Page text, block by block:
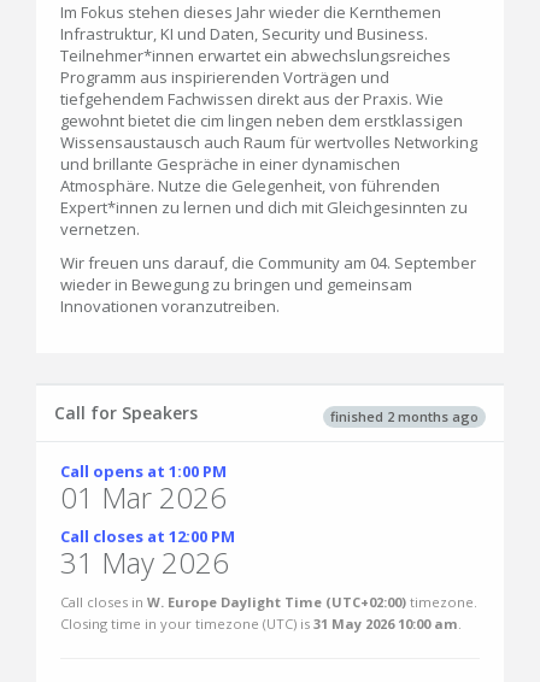
Im Fokus stehen dieses Jahr wieder die Kernthemen
Infrastruktur, KI und Daten, Security und Business.
Teilnehmer*innen erwartet ein abwechslungsreiches
Programm aus inspirierenden Vorträgen und
tiefgehendem Fachwissen direkt aus der Praxis. Wie
gewohnt bietet die cim lingen neben dem erstklassigen
Wissensaustausch auch Raum für wertvolles Networking
und brillante Gespräche in einer dynamischen
Atmosphäre. Nutze die Gelegenheit, von führenden
Expert*innen zu lernen und dich mit Gleichgesinnten zu
vernetzen.
Wir freuen uns darauf, die Community am 04. September
wieder in Bewegung zu bringen und gemeinsam
Innovationen voranzutreiben.
finished 2 months ago
Call for Speakers
Call opens at 1:00 PM
01 Mar 2026
Call closes at 12:00 PM
31 May 2026
Call closes in W. Europe Daylight Time (UTC+02:00) timezone.
Closing time in your timezone (UTC) is 31 May 2026 10:00 am.